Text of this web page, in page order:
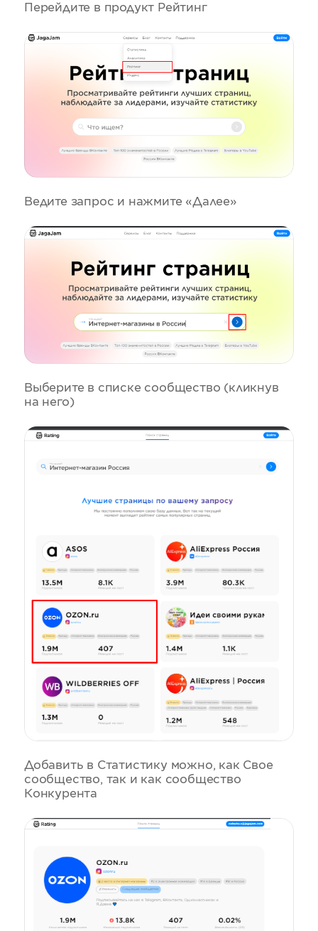
Перейдите в продукт Рейтинг
Ведите запрос и нажмите «Далее»
Выберите в списке сообщество (кликнув
на него)
Добавить в Статистику можно, как Свое
сообщество, так и как сообщество
Конкурента